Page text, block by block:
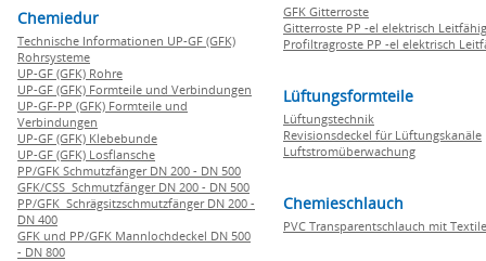
Chemiedur
Technische Informationen UP-GF (GFK)
Rohrsysteme
UP-GF (GFK) Rohre
UP-GF (GFK) Formteile und Verbindungen
UP-GF-PP (GFK) Formteile und
Verbindungen
UP-GF (GFK) Klebebunde
UP-GF (GFK) Losflansche
PP/GFK Schmutzfänger DN 200 - DN 500
GFK/CSS Schmutzfänger DN 200 - DN 500
PP/GFK Schrägsitzschmutzfänger DN 200 -
DN 400
GFK und PP/GFK Mannlochdeckel DN 500
- DN 800
GFK Gitterroste
Gitterroste PP -el elektrisch Leitfähig
Profiltragroste PP -el elektrisch
Lüftungsformteile
Lüftungstechnik
Revisionsdeckel für Lüftungskanäle
Luftstromüberwachung
Chemieschlauch
PVC Transparentschlauch mit